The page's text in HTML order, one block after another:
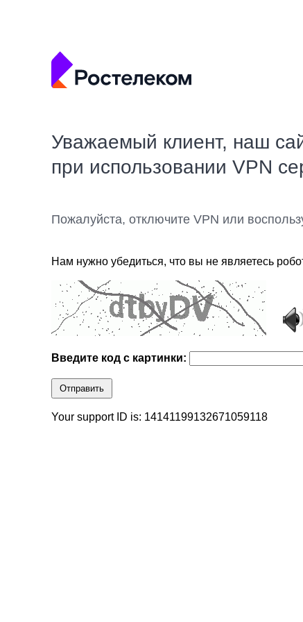
Уважаемый клиент, наш
при использовании VPN
Пожалуйста, отключите VPN или
Нам нужно убедиться, что вы не являетесь
Введите код с картинки:
Отправить
Your support ID is: 14141199132671059118